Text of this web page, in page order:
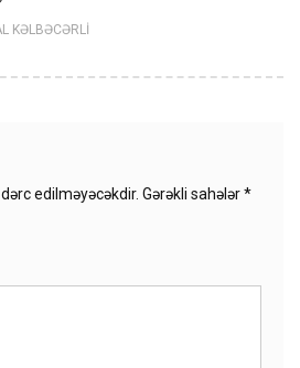
KƏLBƏCƏRLİ
edilməyəcəkdir. Gərəkli sahələr*